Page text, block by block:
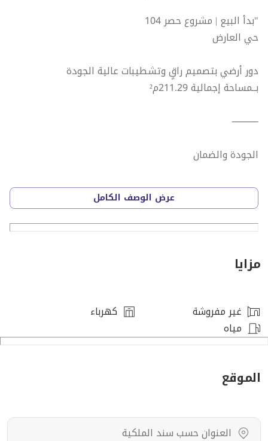
"بدأ البيع | مشروع حصر 104
حي العارض
دور أرضي بتصميم راقٍ وتشطيبات عالية الجودة
بــمساحة إجمالية 211.29م²
⸻
الجودة والضمان
* إشراف هندسي على جميع مراحل المشروع
* ضمانات متعددة تصل إلى 30 سنة
* تأمين ضد العيوب الخفية لمدة 10 سنوات
⸻
المميزات
* واجهات حجرية وممرات رخامية
* نوافذ عازلة
* موقف سيارة خاص
- ⁠مجلس وصالة معيشة
عرض الوصف الكامل
مزايا
غير مفروشة
كهرباء
مياه
الموقع
العنوان حسب سند الملكية